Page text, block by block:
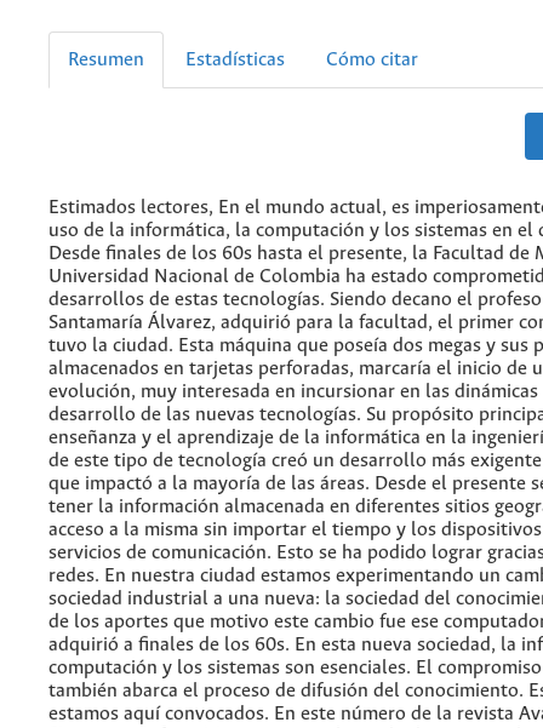
Resumen Estadísticas Cómo citar
Estimados lectores, En el mundo actual, es
uso de la informática, la computación y los sistemas en el
Desde finales de los 60s hasta el presente, la Facultad de
Universidad Nacional de Colombia ha estado
desarrollos de estas tecnologías. Siendo decano el
Santamaría Álvarez, adquirió para la facultad, el primer
tuvo la ciudad. Esta máquina que poseía dos megas y sus
almacenados en tarjetas perforadas, marcaría el inicio de
evolución, muy interesada en incursionar en las
desarrollo de las nuevas tecnologías. Su propósito
enseñanza y el aprendizaje de la informática en la
de este tipo de tecnología creó un desarrollo más
que impactó a la mayoría de las áreas. Desde el presente
tener la información almacenada en diferentes sitios
acceso a la misma sin importar el tiempo y los
servicios de comunicación. Esto se ha podido lograr
redes. En nuestra ciudad estamos experimentando un
sociedad industrial a una nueva: la sociedad del
de los aportes que motivo este cambio fue ese
adquirió a finales de los 60s. En esta nueva sociedad, la
computación y los sistemas son esenciales. El
también abarca el proceso de difusión del conocimiento.
estamos aquí convocados. En este número de la revista